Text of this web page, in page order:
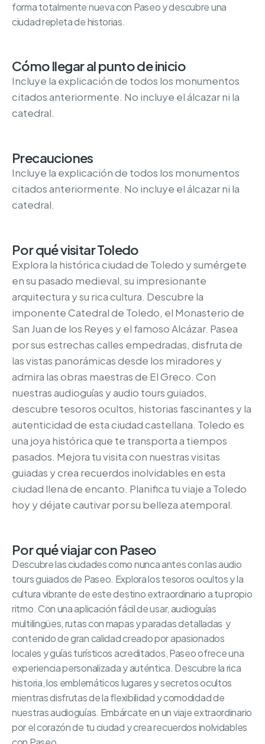
forma totalmente nueva con Paseo y descubre una
ciudad repleta de historias.
Cómo llegar al punto de inicio
Incluye la explicación de todos los monumentos
citados anteriormente. No incluye el álcazar ni la
catedral.
Precauciones
Incluye la explicación de todos los monumentos
citados anteriormente. No incluye el álcazar ni la
catedral.
Por qué visitar Toledo
Explora la histórica ciudad de Toledo y sumérgete
en su pasado medieval, su impresionante
arquitectura y su rica cultura. Descubre la
imponente Catedral de Toledo, el Monasterio de
San Juan de los Reyes y el famoso Alcázar. Pasea
por sus estrechas calles empedradas, disfruta de
las vistas panorámicas desde los miradores y
admira las obras maestras de El Greco. Con
nuestras audioguías y audio tours guiados,
descubre tesoros ocultos, historias fascinantes y la
autenticidad de esta ciudad castellana. Toledo es
una joya histórica que te transporta a tiempos
pasados. Mejora tu visita con nuestras visitas
guiadas y crea recuerdos inolvidables en esta
ciudad llena de encanto. Planifica tu viaje a Toledo
hoy y déjate cautivar por su belleza atemporal.
Por qué viajar con Paseo
Descubre las ciudades como nunca antes con las audio
tours guiados de Paseo. Explora los tesoros ocultos y la
cultura vibrante de este destino extraordinario a tu propio
ritmo. Con una aplicación fácil de usar, audioguías
multilingües, rutas con mapas y paradas detalladas y
contenido de gran calidad creado por apasionados
locales y guías turísticos acreditados, Paseo ofrece una
experiencia personalizada y auténtica. Descubre la rica
historia, los emblemáticos lugares y secretos ocultos
mientras disfrutas de la flexibilidad y comodidad de
nuestras audioguías. Embárcate en un viaje extraordinario
por el corazón de tu ciudad y crea recuerdos inolvidables